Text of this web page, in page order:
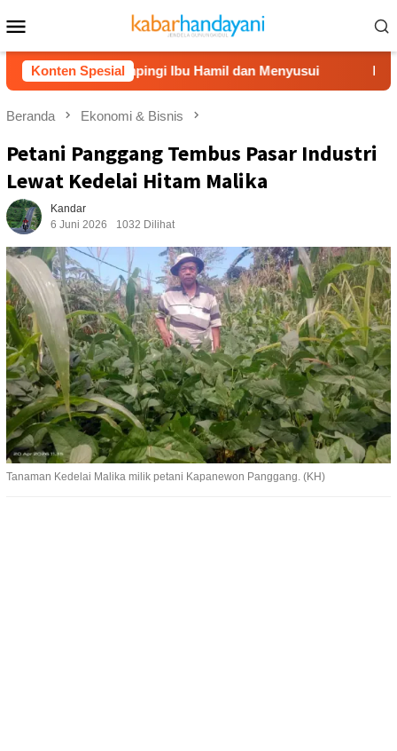
ke
kontenMobile
Konten Spesial
Dampingi Ibu Hamil dan Menyusui Dompet Dhuafa
Beranda Ekonomi & Bisnis
Petani Panggang Tembus Pasar Industri
Lewat Kedelai Hitam Malika
Kandar
6 Juni 2026
1032 Dilihat
Tanaman Kedelai Malika milik petani Kapanewon Panggang. (KH)